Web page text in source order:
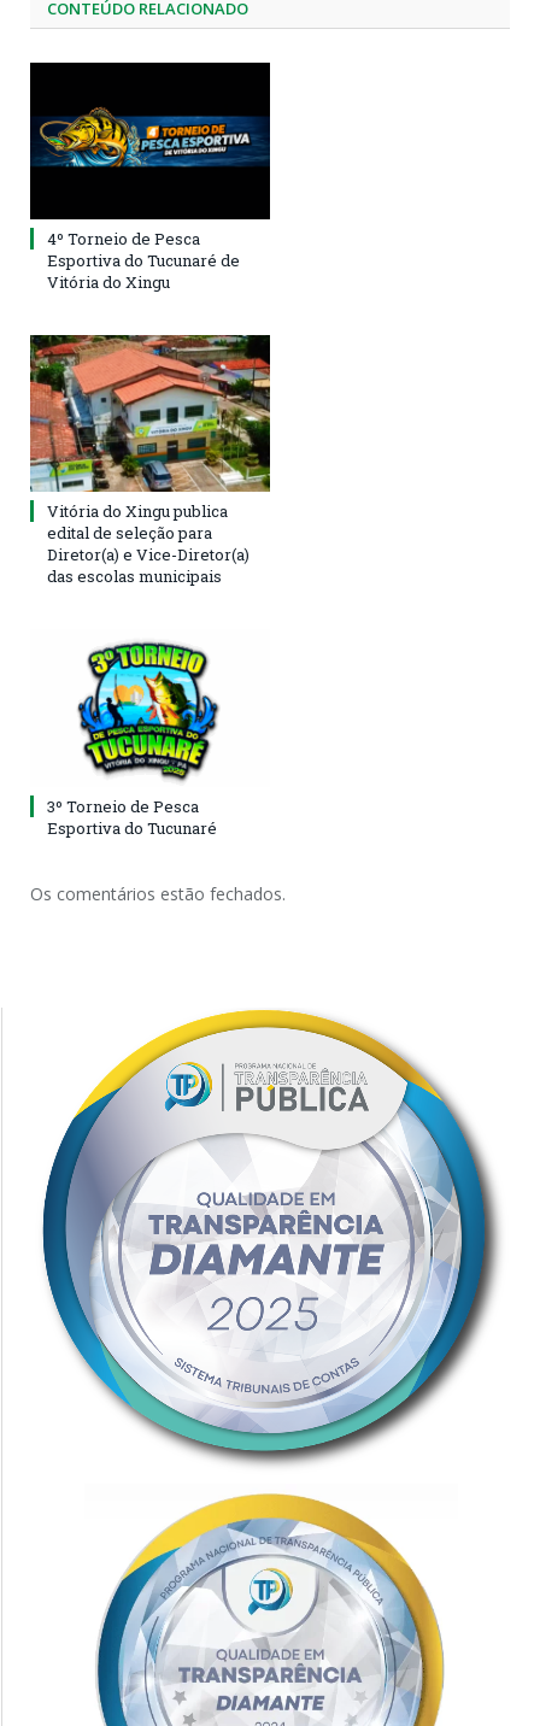
CONTEÚDO RELACIONADO
4º Torneio de Pesca
Esportiva do Tucunaré de
Vitória do Xingu
Vitória do Xingu publica
edital de seleção para
Diretor(a) e Vice-Diretor(a)
das escolas municipais
3º Torneio de Pesca
Esportiva do Tucunaré
Os comentários estão fechados.